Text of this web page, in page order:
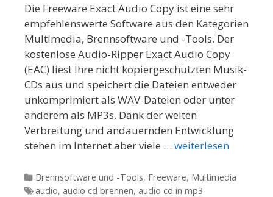
Die Freeware Exact Audio Copy ist eine sehr
empfehlenswerte Software aus den Kategorien
Multimedia, Brennsoftware und -Tools. Der
kostenlose Audio-Ripper Exact Audio Copy
(EAC) liest Ihre nicht kopiergeschützten Musik-
CDs aus und speichert die Dateien entweder
unkomprimiert als WAV-Dateien oder unter
anderem als MP3s. Dank der weiten
Verbreitung und andauernden Entwicklung
stehen im Internet aber viele … weiterlesen
Kategorien
Brennsoftware und -Tools, Freeware, Multimedia
Tags
audio, audio cd brennen, audio cd in mp3